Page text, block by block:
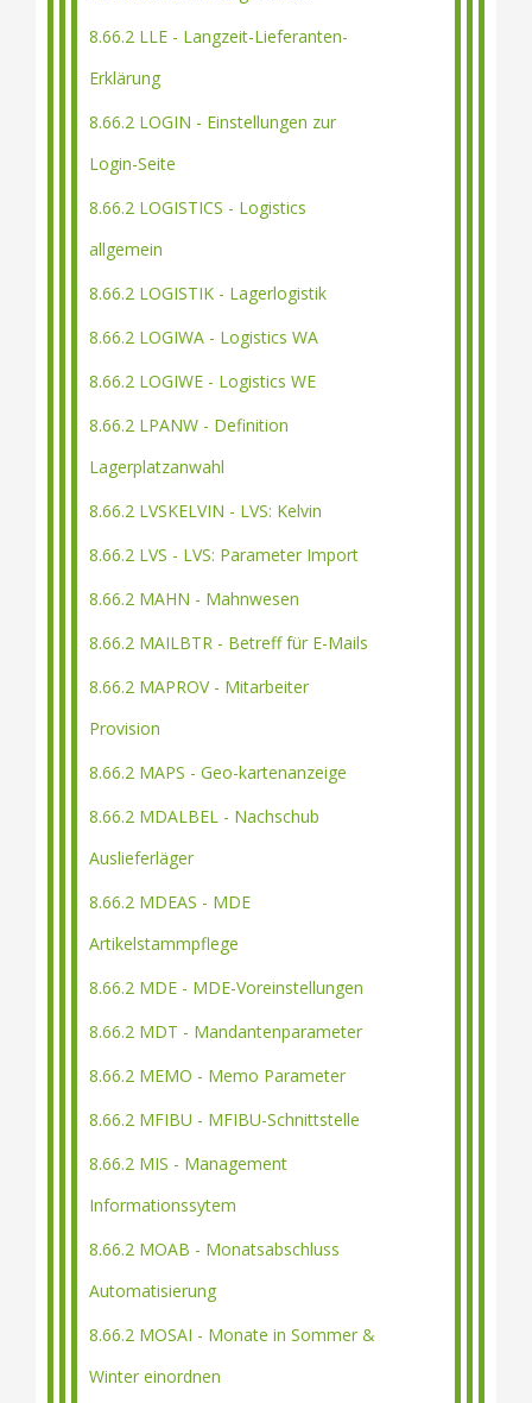
8.66.2 LLE - Langzeit-Lieferanten-
Erklärung
8.66.2 LOGIN - Einstellungen zur
Login-Seite
8.66.2 LOGISTICS - Logistics
allgemein
8.66.2 LOGISTIK - Lagerlogistik
8.66.2 LOGIWA - Logistics WA
8.66.2 LOGIWE - Logistics WE
8.66.2 LPANW - Definition
Lagerplatzanwahl
8.66.2 LVSKELVIN - LVS: Kelvin
8.66.2 LVS - LVS: Parameter Import
8.66.2 MAHN - Mahnwesen
8.66.2 MAILBTR - Betreff für E-Mails
8.66.2 MAPROV - Mitarbeiter
Provision
8.66.2 MAPS - Geo-kartenanzeige
8.66.2 MDALBEL - Nachschub
Auslieferläger
8.66.2 MDEAS - MDE
Artikelstammpflege
8.66.2 MDE - MDE-Voreinstellungen
8.66.2 MDT - Mandantenparameter
8.66.2 MEMO - Memo Parameter
8.66.2 MFIBU - MFIBU-Schnittstelle
8.66.2 MIS - Management
Informationssytem
8.66.2 MOAB - Monatsabschluss
Automatisierung
8.66.2 MOSAI - Monate in Sommer &
Winter einordnen